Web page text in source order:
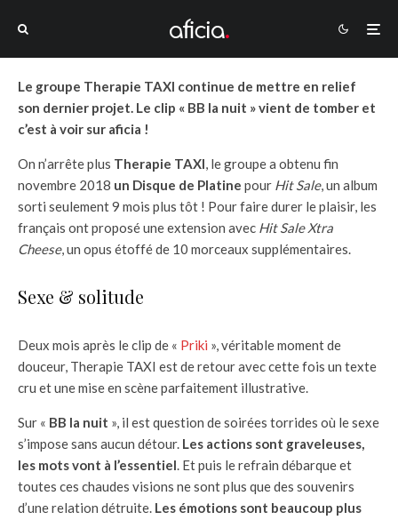
Le groupe Therapie TAXI continue de mettre en relief
son dernier projet. Le clip « BB la nuit » vient de tomber et
c’est à voir sur aficia !
On n’arrête plus Therapie TAXI, le groupe a obtenu fin
novembre 2018 un Disque de Platine pour Hit Sale, un album
sorti seulement 9 mois plus tôt ! Pour faire durer le plaisir, les
français ont proposé une extension avec Hit Sale Xtra
Cheese, un opus étoffé de 10 morceaux supplémentaires.
Sexe & solitude
Deux mois après le clip de « Priki », véritable moment de
douceur, Therapie TAXI est de retour avec cette fois un texte
cru et une mise en scène parfaitement illustrative.
Sur « BB la nuit », il est question de soirées torrides où le sexe
s’impose sans aucun détour. Les actions sont graveleuses,
les mots vont à l’essentiel. Et puis le refrain débarque et
toutes ces chaudes visions ne sont plus que des souvenirs
d’une relation détruite. Les émotions sont beaucoup plus